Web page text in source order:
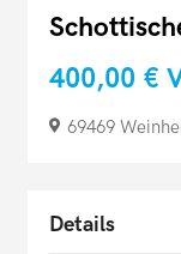
400,00 €
69469
Details